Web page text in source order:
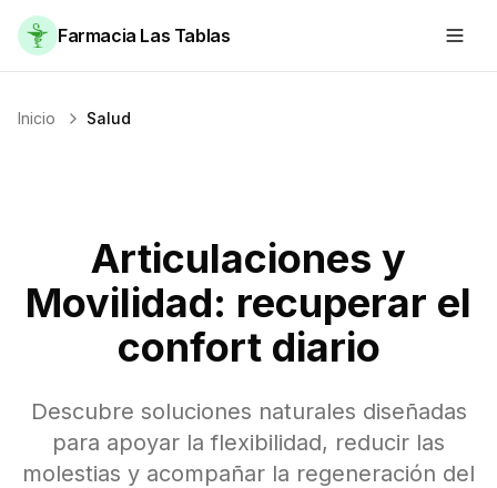
Farmacia Las Tablas
Inicio Salud
Articulaciones y
Movilidad: recuperar el
confort diario
Descubre soluciones naturales diseñadas
para apoyar la flexibilidad, reducir las
molestias y acompañar la regeneración del